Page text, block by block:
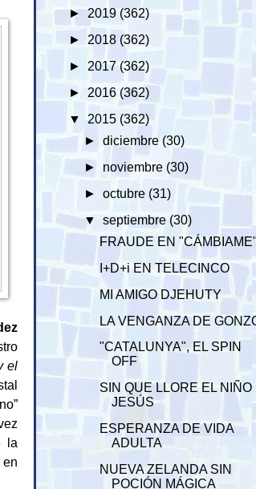
el
la
en
►2019 (362)
► 2018 (362)
► 2017 (362)
► 2016 (362)
▼ 2015 (362)
► diciembre (30)
► noviembre (30)
► octubre (31)
▼ septiembre (30)
FRAUDE EN
I+D+i EN TELECINCO
MI AMIGO DJEHUTY
LA VENGANZA DE
"CATALUNYA", EL SPIN
OFF
SIN QUE LLORE EL NIÑO
JESÚS
ESPERANZA DE VIDA
ADULTA
NUEVA ZELANDA SIN
POCIÓN MÁGICA